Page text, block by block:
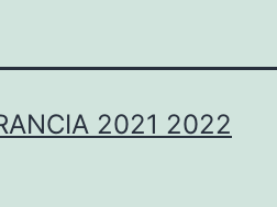
2021 2022